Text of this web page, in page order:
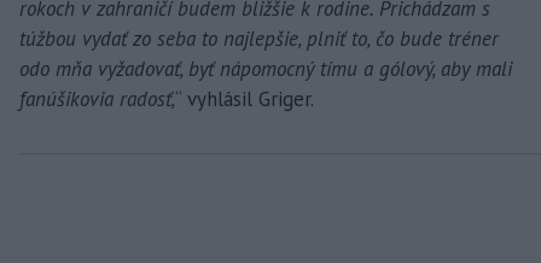
rokoch v zahraničí budem bližšie k rodine. Prichádzam s
túžbou vydať zo seba to najlepšie, plniť to, čo bude tréner
odo mňa vyžadovať, byť nápomocný tímu a gólový, aby mali
fanúšikovia radosť,“ vyhlásil Griger.